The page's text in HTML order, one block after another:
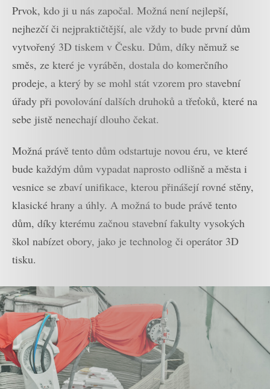
Prvok, kdo ji u nás započal. Možná není nejlepší,
nejhezčí či nejpraktičtější, ale vždy to bude první dům
vytvořený 3D tiskem v Česku. Dům, díky němuž se
směs, ze které je vyráběn, dostala do komerčního
prodeje, a který by se mohl stát vzorem pro stavební
úřady při povolování dalších druhoků a třeťoků, které na
sebe jistě nenechají dlouho čekat.
Možná právě tento dům odstartuje novou éru, ve které
bude každým dům vypadat naprosto odlišně a města i
vesnice se zbaví unifikace, kterou přinášejí rovné stěny,
klasické hrany a úhly. A možná to bude právě tento
dům, díky kterému začnou stavební fakulty vysokých
škol nabízet obory, jako je technolog či operátor 3D
tisku.